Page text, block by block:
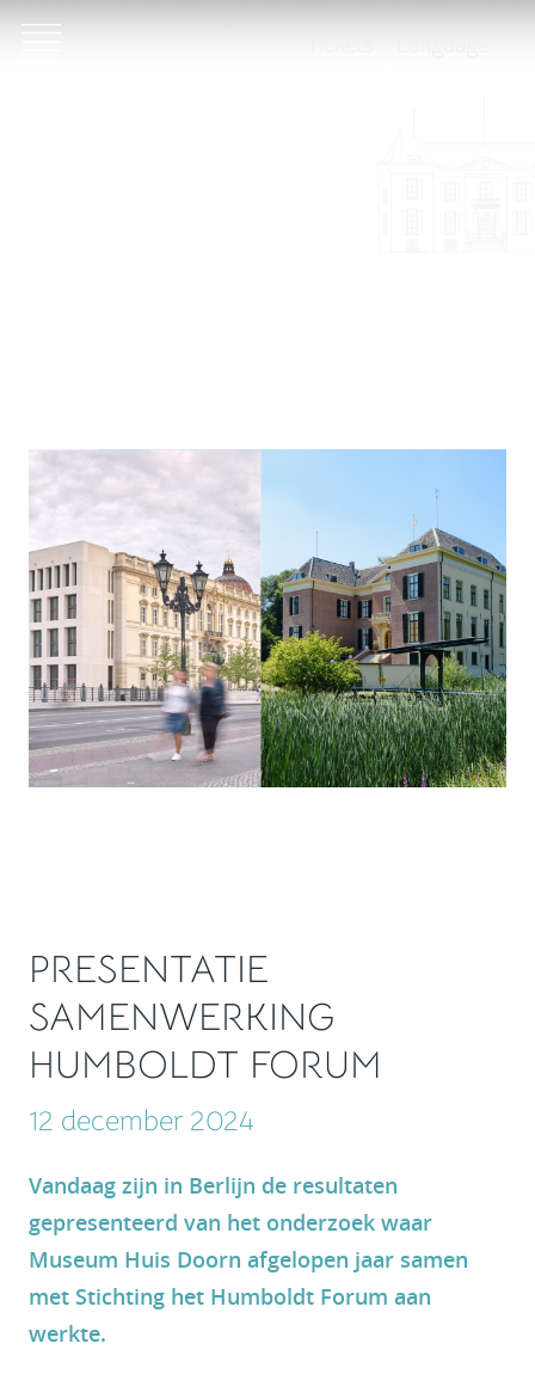
PRESENTATIE
SAMENWERKING
HUMBOLDT FORUM
12 december 2024
Vandaag zijn in Berlijn de resultaten
gepresenteerd van het onderzoek waar
Museum Huis Doorn afgelopen jaar samen
met Stichting het Humboldt Forum aan
werkte.